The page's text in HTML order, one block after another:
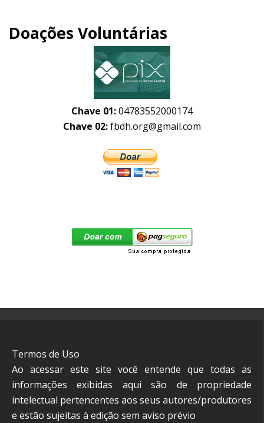
Doações Voluntárias
Chave 01:04783552000174
Chave 02:fbdh.org@gmail.com
Termos de Uso
Ao acessar este site você entende que todas as
informações exibidas aqui são de propriedade
intelectual pertencentes aos seus autores/produtores
e estão sujeitas à edição sem aviso prévio